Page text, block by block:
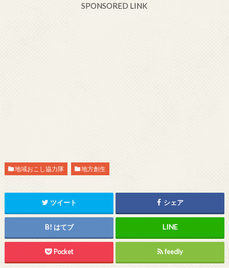
SPONSORED LINK
地域おこし協力隊 地方創生
ツイート シェア
はてブ
Pocket feedly